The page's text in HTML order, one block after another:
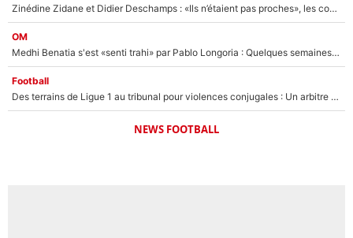
Zinédine Zidane et Didier Deschamps : «Ils n’étaient pas proches», les confidences d’un membre de l’équipe de France 1998 sur leur relation spéciale
OM
Medhi Benatia s'est «senti trahi» par Pablo Longoria : Quelques semaines après son départ, l'ancien directeur de football de l'OM règle ses comptes
Football
Des terrains de Ligue 1 au tribunal pour violences conjugales : Un arbitre français encourt une peine de 18 mois de prison !
NEWS FOOTBALL